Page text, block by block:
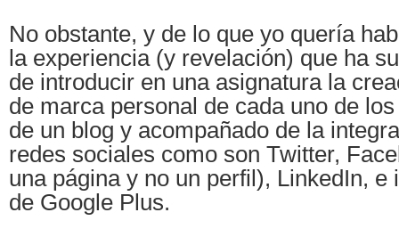
No obstante, y de lo que yo quería
la experiencia (y revelación) que ha
de introducir en una asignatura la
de marca personal de cada uno de
de un blog y acompañado de la
redes sociales como son Twitter,
una página y no un perfil), LinkedIn, e
de Google Plus.